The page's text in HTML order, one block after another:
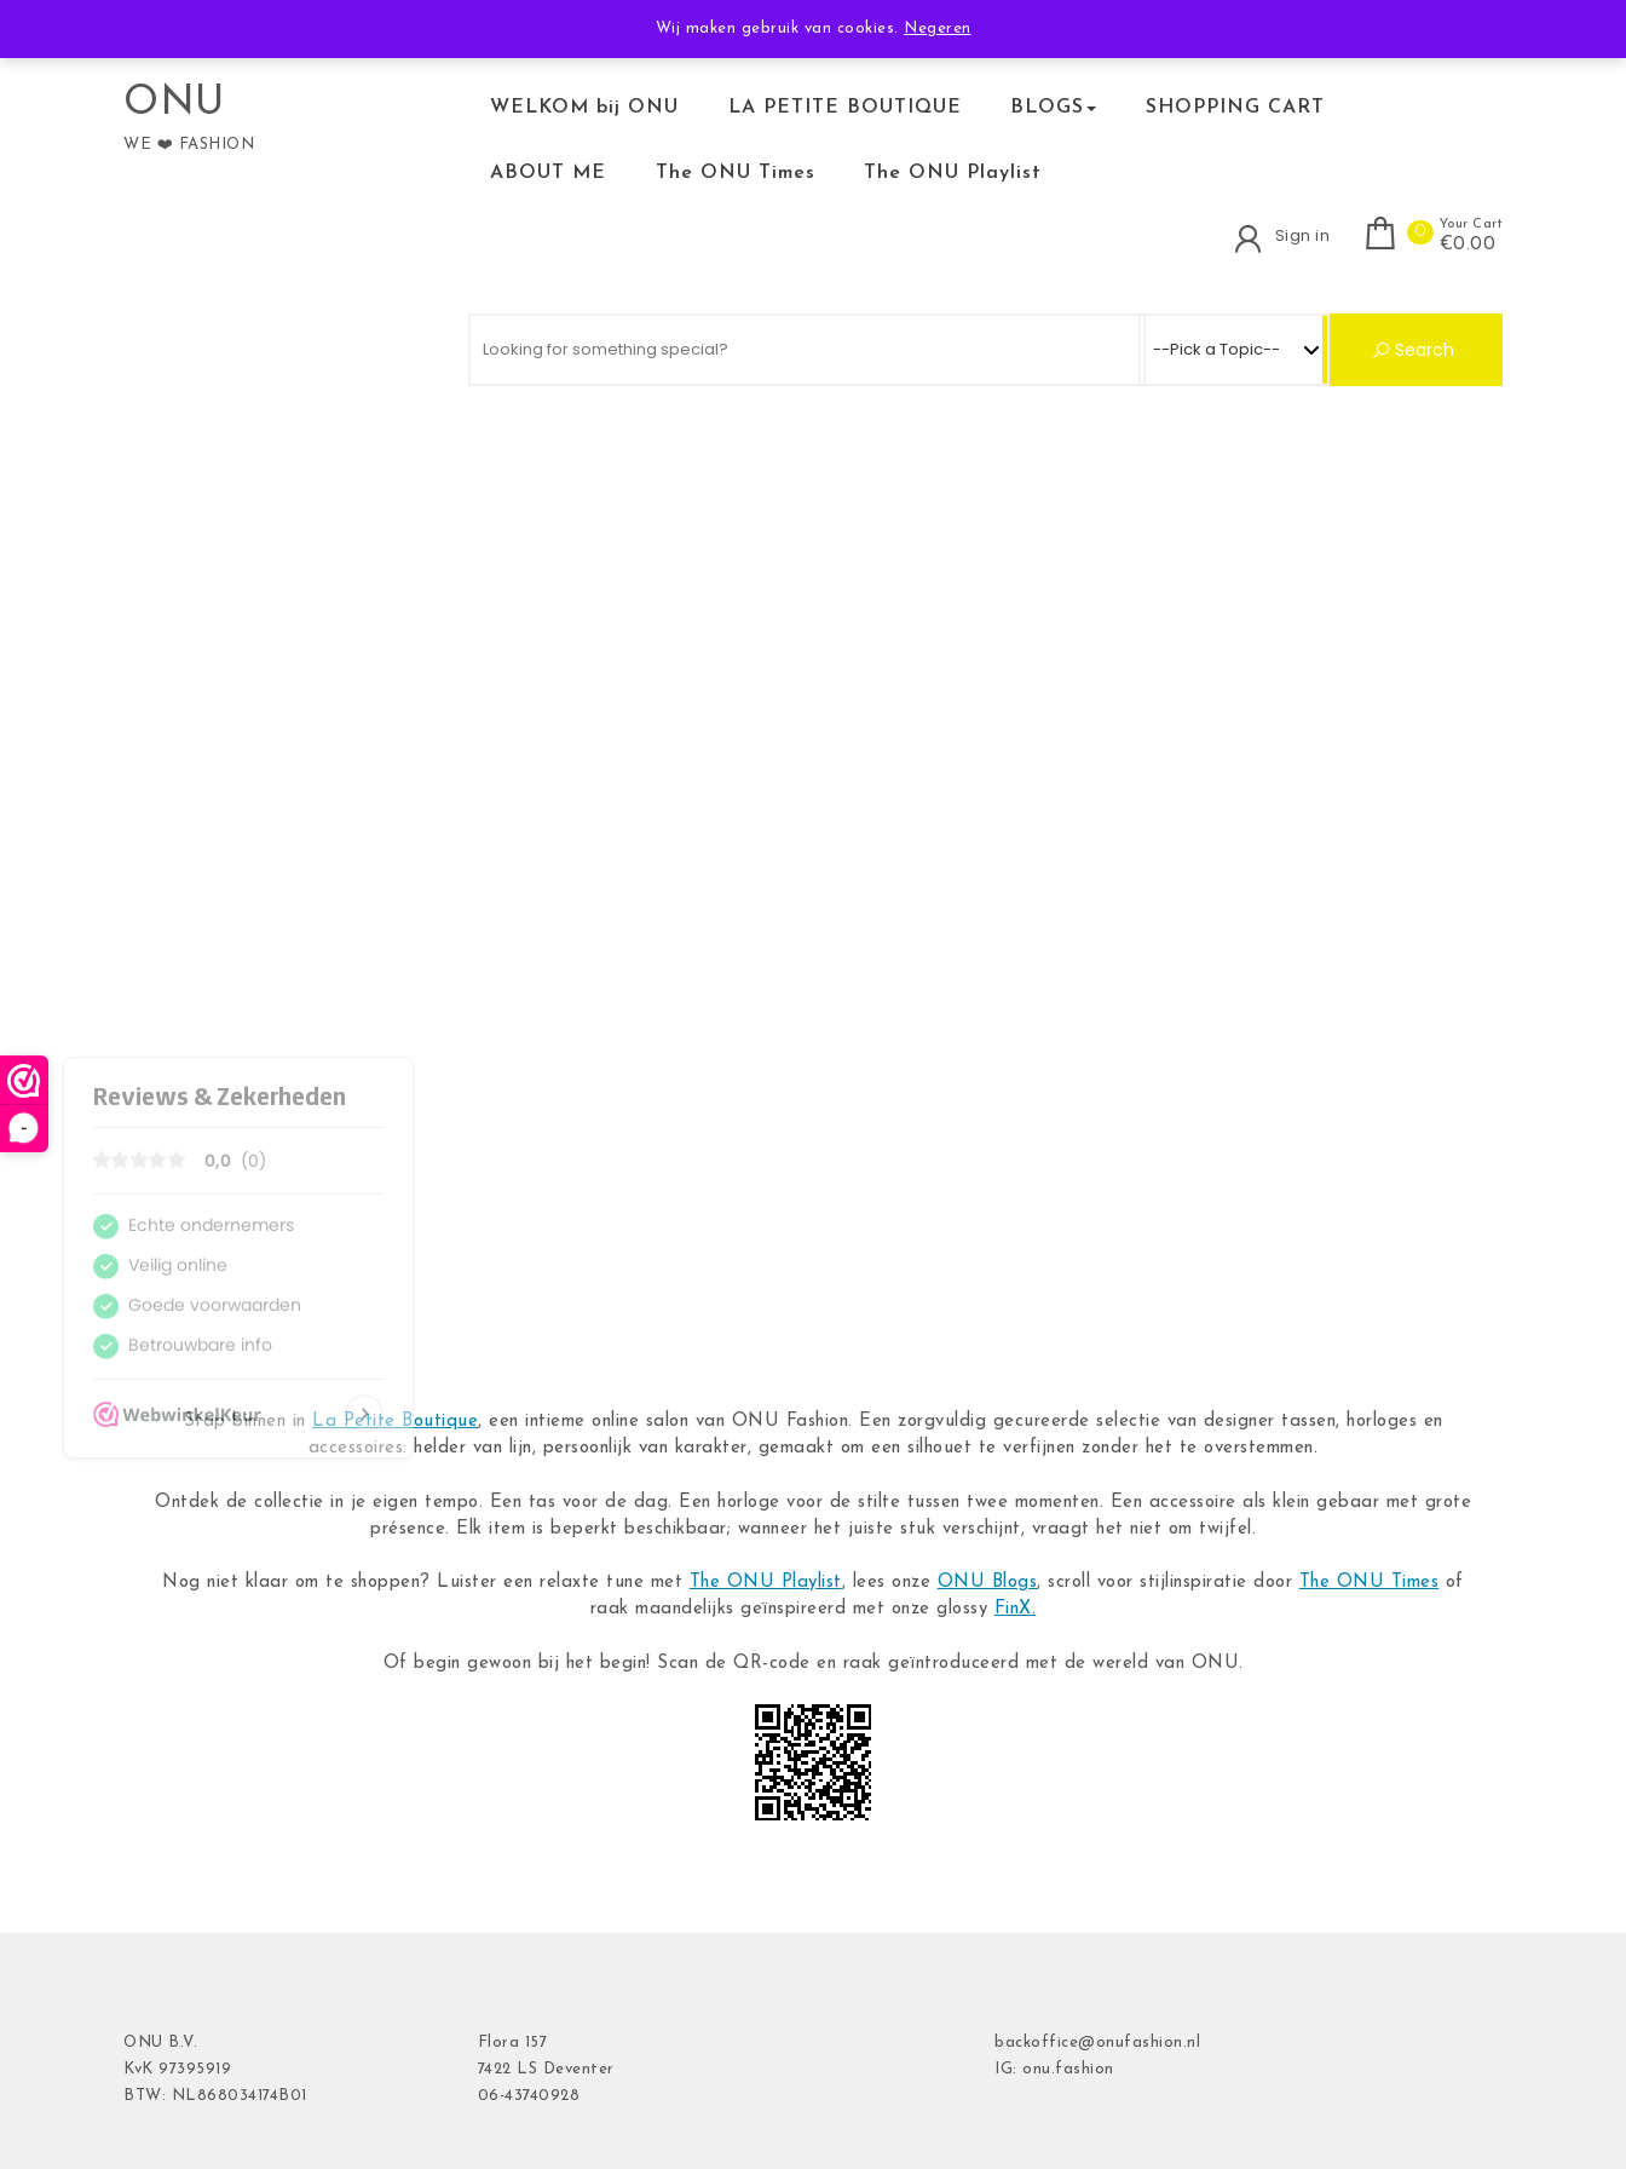
-
Wij maken gebruik van cookies. Negeren
TERUGBETALEN & RETOURNEREN ALGEMENE VOORWAARDEN
ONU
WE ❤️ FASHION
WELKOM bij ONU LA PETITE BOUTIQUE BLOGS SHOPPING CART
ABOUT ME The ONU Times The ONU Playlist
Sign in 0 Your Cart
€0.00
Search
Stap binnen in La Petite Boutique, een intieme online salon van ONU Fashion. Een zorgvuldig gecureerde selectie van designer tassen, horloges en
accessoires: helder van lijn, persoonlijk van karakter, gemaakt om een silhouet te verfijnen zonder het te overstemmen.
Ontdek de collectie in je eigen tempo. Een tas voor de dag. Een horloge voor de stilte tussen twee momenten. Een accessoire als klein gebaar met grote
présence. Elk item is beperkt beschikbaar; wanneer het juiste stuk verschijnt, vraagt het niet om twijfel.
Nog niet klaar om te shoppen? Luister een relaxte tune met The ONU Playlist, lees onze ONU Blogs, scroll voor stijlinspiratie door The ONU Times of
raak maandelijks geïnspireerd met onze glossy FinX.
Of begin gewoon bij het begin! Scan de QR-code en raak geïntroduceerd met de wereld van ONU.
ONU B.V.
KvK 97395919
BTW: NL868034174B01
Flora 157
7422 LS Deventer
06-43740928
backoffice@onufashion.nl
IG: onu.fashion